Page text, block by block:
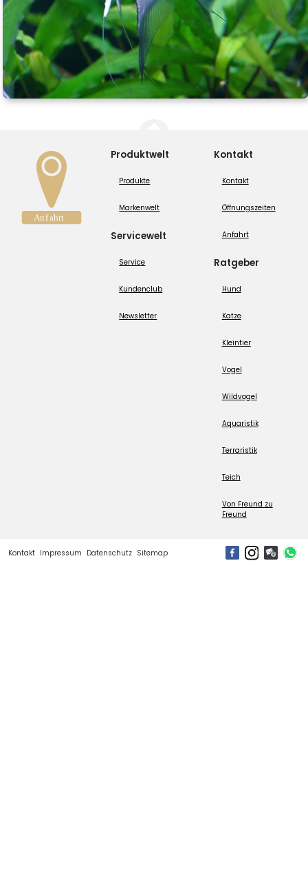
Produktwelt
Produkte
Markenwelt
Servicewelt
Service
Kundenclub
Newsletter
Kontakt
Kontakt
Öffnungszeiten
Anfahrt
Ratgeber
Hund
Katze
Kleintier
Vogel
Wildvogel
Aquaristik
Terraristik
Teich
Von Freund zu
Freund
Kontakt Impressum Datenschutz Sitemap